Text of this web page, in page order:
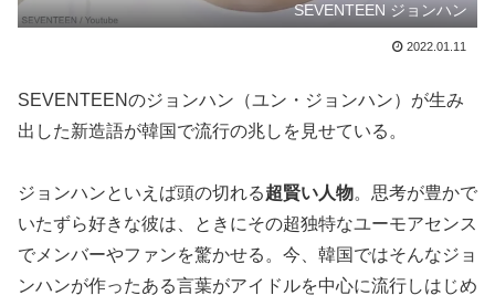
SEVENTEEN ジョンハン
2022.01.11
SEVENTEENのジョンハン（ユン・ジョンハン）が生み
出した新造語が韓国で流行の兆しを見せている。
ジョンハンといえば頭の切れる超賢い人物。思考が豊かで
いたずら好きな彼は、ときにその超独特なユーモアセンス
でメンバーやファンを驚かせる。今、韓国ではそんなジョ
ンハンが作ったある言葉がアイドルを中心に流行しはじめ